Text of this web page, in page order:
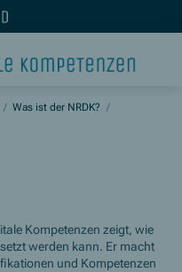
/ Was ist der NRDK? /
Kompetenzen zeigt, wie
werden kann. Er macht
und Kompetenzen